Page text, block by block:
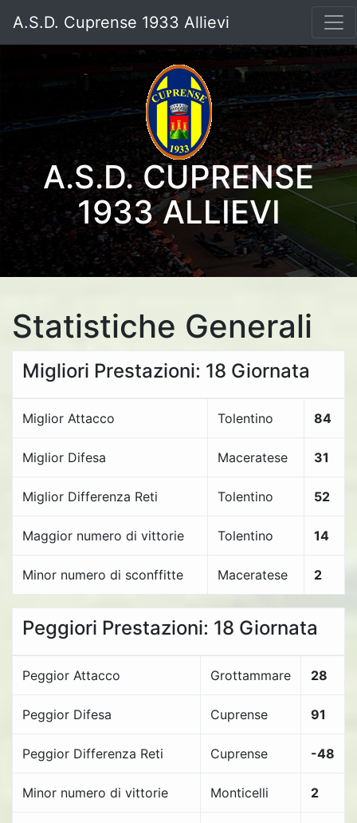
A.S.D. Cuprense 1933 Allievi
A.S.D. CUPRENSE
1933 ALLIEVI
Statistiche Generali
Migliori Prestazioni: 18 Giornata
Miglior Attacco Tolentino 84
Miglior Difesa Maceratese 31
Miglior Differenza Reti Tolentino 52
Maggior numero di vittorie Tolentino 14
Minor numero di sconffitte Maceratese 2
Peggiori Prestazioni: 18 Giornata
Peggior Attacco Grottammare 28
Peggior Difesa Cuprense 91
Peggior Differenza Reti Cuprense -48
Minor numero di vittorie Monticelli 2